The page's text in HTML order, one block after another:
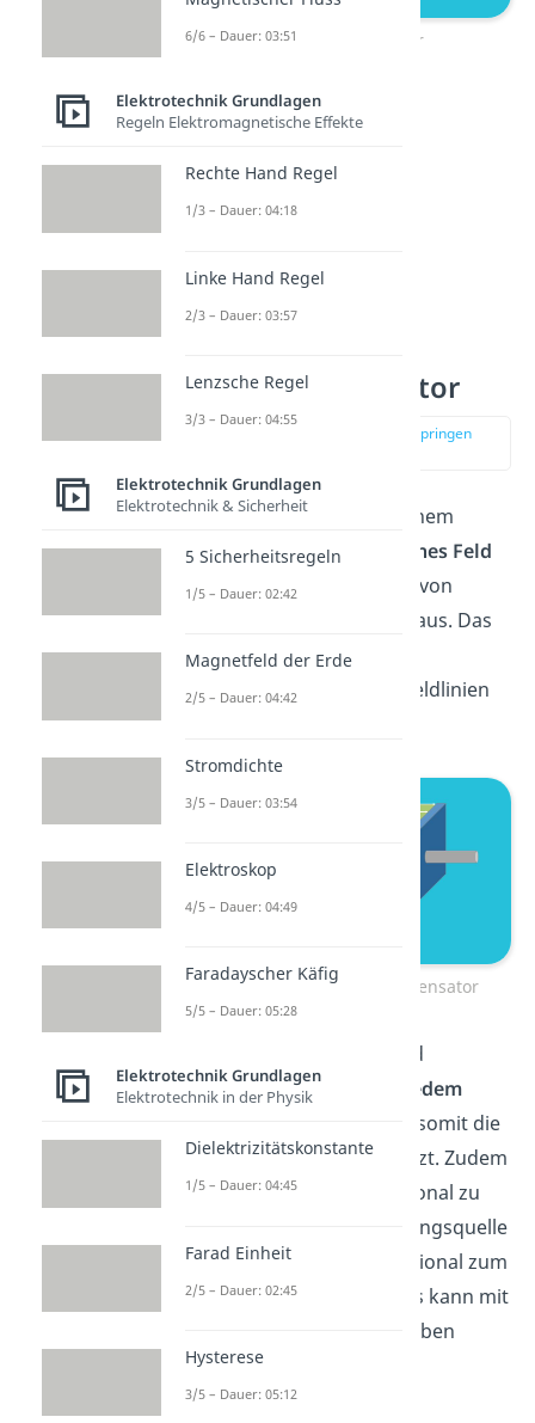
Plattenkondensator
Plattenkondensator
zur Stelle im Video springen
Wir wissen also, dass in einem
Kondensator einelektrisches Feld
entsteht. Dabei gehen wir von
einem homogenen E-Feld aus. Das
heißt, dass zwischen den
Kondensatorplatten alle Feldlinien
Elektrisches Feld im Kondensator
Daraus folgt, dass das Feld
zwischen den Platten an
jedem
gleich stark ist und somit die
gleicheFeldstärke
besitzt. Zudem
ist die Feldstärke proportional zu
der Spannungsquelle
und umgekehrt proportional zum
Abstand
der Platten. Das kann mit
folgender Formel beschrieben
werden:
6/6 – Dauer: 03:51
Elektrotechnik Grundlagen
Regeln Elektromagnetische Effekte
Rechte Hand Regel
1/3 – Dauer: 04:18
Linke Hand Regel
2/3 – Dauer: 03:57
Lenzsche Regel
3/3 – Dauer: 04:55
Elektrotechnik Grundlagen
Elektrotechnik & Sicherheit
5 Sicherheitsregeln
1/5 – Dauer: 02:42
Magnetfeld der Erde
2/5 – Dauer: 04:42
Stromdichte
3/5 – Dauer: 03:54
Elektroskop
4/5 – Dauer: 04:49
Faradayscher Käfig
5/5 – Dauer: 05:28
Elektrotechnik Grundlagen
Elektrotechnik in der Physik
Dielektrizitätskonstante
1/5 – Dauer: 04:45
Farad Einheit
2/5 – Dauer: 02:45
Hysterese
3/5 – Dauer: 05:12